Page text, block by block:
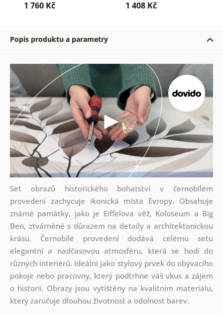
1 760 Kč 1 408 Kč
Popis produktu a parametry
Set obrazů historického bohatství v černobílém
provedení zachycuje ikonická místa Evropy. Obsahuje
známé památky, jako je Eiffelova věž, Koloseum a Big
Ben, ztvárněné s důrazem na detaily a architektonickou
krásu. Černobílé provedení dodává celému setu
elegantní a nadčasovou atmosféru, která se hodí do
různých interiérů. Ideální jako stylový prvek do obývacího
pokoje nebo pracovny, který podtrhne váš vkus a zájem
o historii. Obrazy jsou vytištěny na kvalitním materiálu,
který zaručuje dlouhou životnost a odolnost barev.